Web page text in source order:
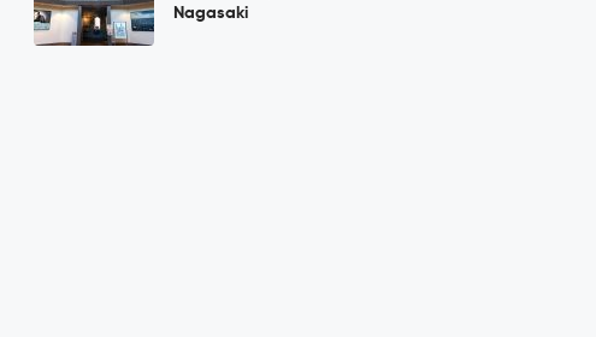
Nagasaki